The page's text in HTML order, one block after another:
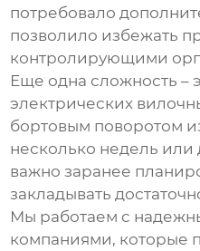
потребовало
позволило избежать
контролирующими
Еще одна сложность –
электрических
бортовым поворотом
несколько недель
важно заранее
закладывать
Мы работаем с
компаниями, которые